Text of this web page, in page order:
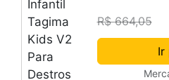
R$ 664,05
Ir